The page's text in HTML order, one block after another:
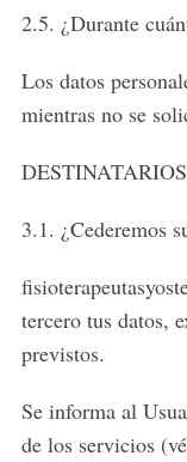
2.5. ¿Durante
Los datos
mientras no se
3.1. ¿Cederemos
tercero tus datos,
previstos.
Se informa al
de los servicios
o
: